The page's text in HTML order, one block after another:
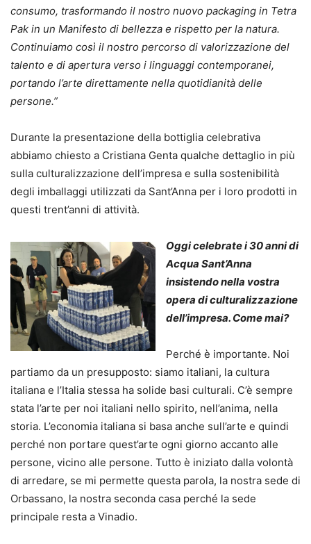
consumo, trasformando il nostro nuovo packaging in Tetra
Pak in un Manifesto di bellezza e rispetto per la natura.
Continuiamo così il nostro percorso di valorizzazione del
talento e di apertura verso i linguaggi contemporanei,
portando l’arte direttamente nella quotidianità delle
persone.”
Durante la presentazione della bottiglia celebrativa
abbiamo chiesto a Cristiana Genta qualche dettaglio in più
sulla culturalizzazione dell’impresa e sulla sostenibilità
degli imballaggi utilizzati da Sant’Anna per i loro prodotti in
questi trent’anni di attività.
Oggi celebrate i 30 anni di
Acqua Sant’Anna
insistendo nella vostra
opera di culturalizzazione
dell’impresa. Come mai?
Perché è importante. Noi
partiamo da un presupposto: siamo italiani, la cultura
italiana e l’Italia stessa ha solide basi culturali. C’è sempre
stata l’arte per noi italiani nello spirito, nell’anima, nella
storia. L’economia italiana si basa anche sull’arte e quindi
perché non portare quest’arte ogni giorno accanto alle
persone, vicino alle persone. Tutto è iniziato dalla volontà
di arredare, se mi permette questa parola, la nostra sede di
Orbassano, la nostra seconda casa perché la sede
principale resta a Vinadio.